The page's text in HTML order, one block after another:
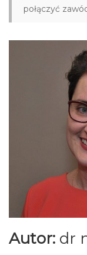
połączyć
Autor: dr